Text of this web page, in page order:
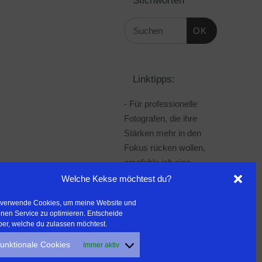
Welche Kekse möchtest du?
verwende Cookies, um meine Website und
Service zu optimieren. Entscheide
welche du zulassen möchtest.
Cookies Immer aktiv
OK
Linktipps:
- Für professionelle
Fotografen, die ihre
Stärken mehr in den
Fokus rücken wollen,
empfehle ich eine
Beratung durch Frau
Wanderfreak.de